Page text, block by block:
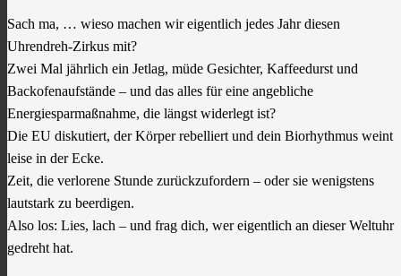
Sach ma, … wieso machen wir eigentlich jedes Jahr diesen
Uhrendreh-Zirkus mit?
Zwei Mal jährlich ein Jetlag, müde Gesichter, Kaffeedurst und
Backofenaufstände – und das alles für eine angebliche
Energiesparmaßnahme, die längst widerlegt ist?
Die EU diskutiert, der Körper rebelliert und dein Biorhythmus weint
leise in der Ecke.
Zeit, die verlorene Stunde zurückzufordern – oder sie wenigstens
lautstark zu beerdigen.
Also los: Lies, lach – und frag dich, wer eigentlich an dieser Weltuhr
gedreht hat.